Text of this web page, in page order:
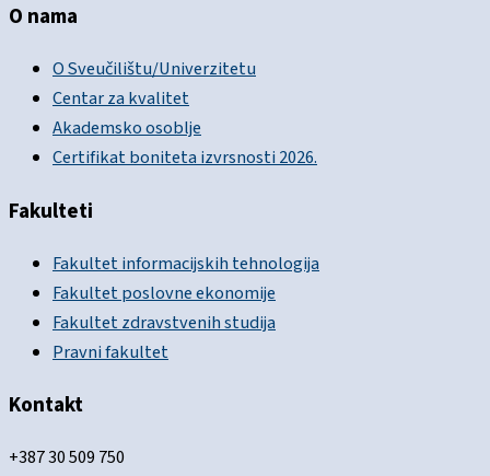
O nama
O Sveučilištu/Univerzitetu
Centar za kvalitet
Akademsko osoblje
Certifikat boniteta izvrsnosti 2026.
Fakulteti
Fakultet informacijskih tehnologija
Fakultet poslovne ekonomije
Fakultet zdravstvenih studija
Pravni fakultet
Kontakt
+387 30 509 750